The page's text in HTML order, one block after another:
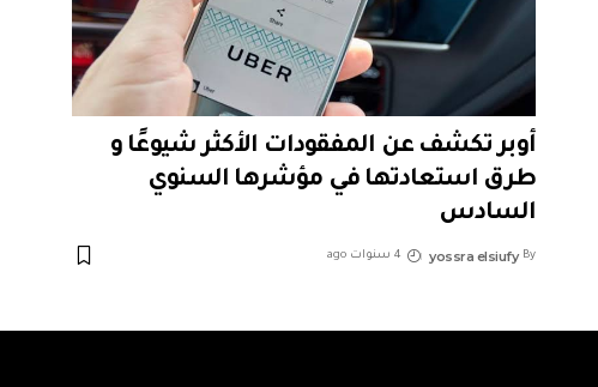
أوبر تكشف عن المفقودات الأكثر شيوعًا و
طرق استعادتها في مؤشرها السنوي
السادس
By
yossra elsiufy 4 سنوات ago